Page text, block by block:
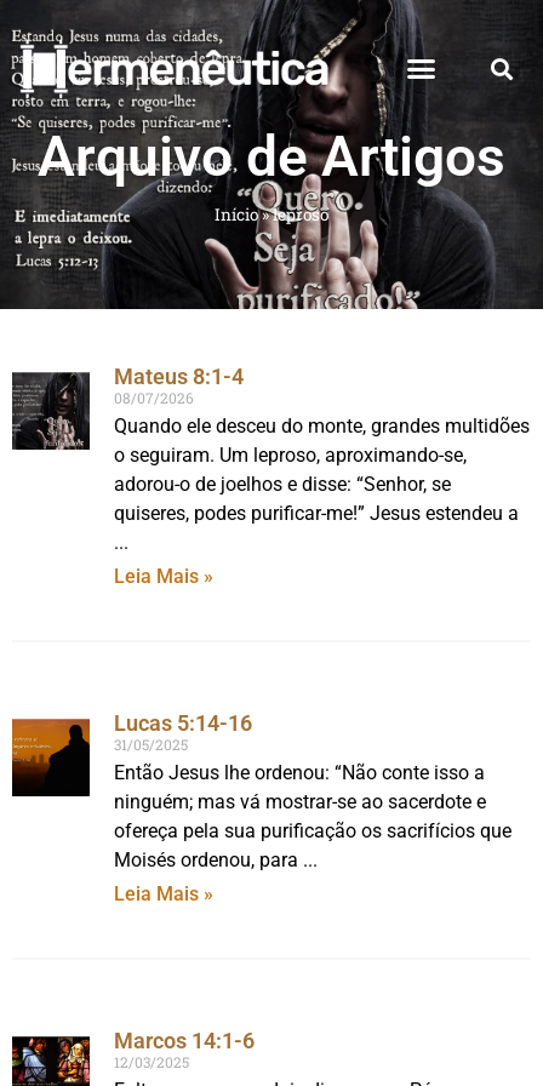
Arquivo de Artigos
Início»leproso
Mateus 8:1-4
08/07/2026
Quando ele desceu do monte, grandes multidões
o seguiram. Um leproso, aproximando-se,
adorou-o de joelhos e disse: “Senhor, se
quiseres, podes purificar-me!” Jesus estendeu a
Leia Mais »
Lucas 5:14-16
31/05/2025
Então Jesus lhe ordenou: “Não conte isso a
ninguém; mas vá mostrar-se ao sacerdote e
ofereça pela sua purificação os sacrifícios que
Moisés ordenou, para
Leia Mais »
Marcos 14:1-6
12/03/2025